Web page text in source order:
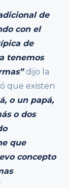
de
con el
de
tenemos
dijo la
que existen
o un papá,
o dos
que
concepto